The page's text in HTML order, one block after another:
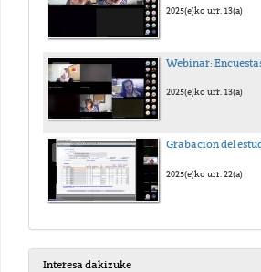
2025(e)ko urr. 13(a)
2025(e)ko urr. 13(a)
2025(e)ko urr. 22(a)
Interesa dakizuke